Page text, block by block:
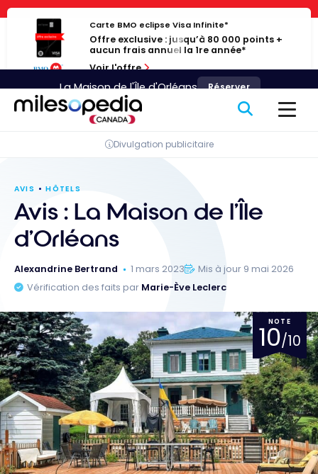
Panneau de gestion des cookies
Passer
contenu
Carte BMO eclipse Visa Infinite*
Offre exclusive : jusqu’à 80 000 points +
aucun frais annuel la 1re année*
Voir l'offre
Divulgation publicitaire
AVIS HÔTELS
Avis : La Maison de l’Île
d’Orléans
Alexandrine Bertrand 1 mars 2023
Mis à jour 9 mai 2026
Vérification des faits par Marie-Ève Leclerc
NOTE
10/10
La Maison de l'Île d'Orléans Réserver